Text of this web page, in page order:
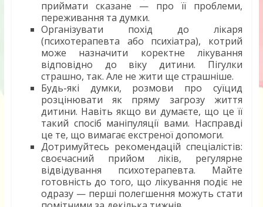
приймати сказане — про її проблеми,
переживання та думки.
Організувати похід до лікаря
(психотерапевта або психіатра), котрий
може назначити коректне лікування
відповідно до віку дитини. Пігулки
страшно, так. Але не жити ще страшніше.
Будь-які думки, розмови про суїцид
розцінювати як пряму загрозу життя
дитини. Навіть якщо ви думаєте, що це її
такий спосіб маніпуляції вами. Насправді
це те, що вимагає екстреної допомоги.
Дотримуйтесь рекомендацій спеціалістів:
своєчасний прийом ліків, регулярне
відвідування психотерапевта. Майте
готовність до того, що лікування подіє не
одразу — перші полегшення можуть стати